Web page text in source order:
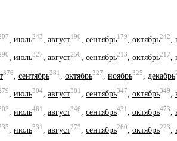
июль243 август196 сентябрь179 октябрь242
, июль327, август256, сентябрь213, октябрь217,
376 сентябрь281 октябрь327 ноябрь325 декабрь
, июль304, август381, сентябрь347, октябрь349,
июль461 август346 сентябрь431 октябрь473
, июль331, август273, сентябрь260, октябрь223,